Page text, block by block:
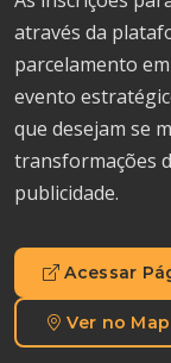
através da
parcelamento
evento
que desejam se
transformações
publicidade.
Acessar
Ver no